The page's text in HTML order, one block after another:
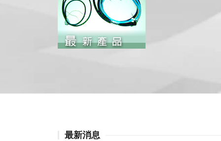
footer
最新消息